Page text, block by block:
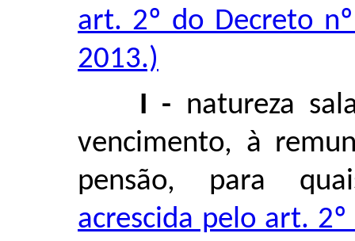
art. 2º do Decreto
2013.)
I - natureza
vencimento, à
pensão, para
acrescida pelo art.